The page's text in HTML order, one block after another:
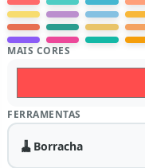
MAIS CORES
FERRAMENTAS
🧹 Borracha